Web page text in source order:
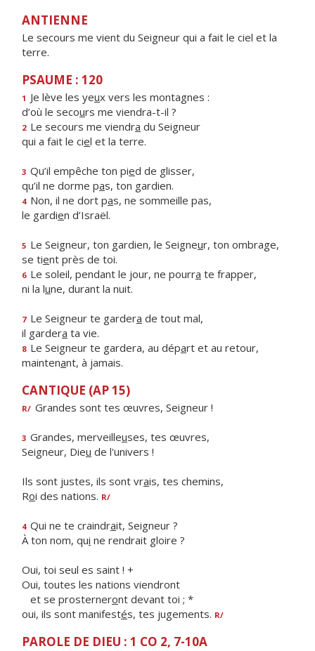
ANTIENNE
Le secours me vient du Seigneur qui a fait le ciel et la
terre.
PSAUME : 120
1 Je lève les yeux vers les montagnes :
d’où le secours me viendra-t-il ?
2 Le secours me viendra du Seigneur
qui a fait le ciel et la terre.
3 Qu’il empêche ton pied de glisser,
qu’il ne dorme pas, ton gardien.
4 Non, il ne dort pas, ne sommeille pas,
le gardien d’Israël.
5 Le Seigneur, ton gardien, le Seigneur, ton ombrage,
se tient près de toi.
6 Le soleil, pendant le jour, ne pourra te frapper,
ni la lune, durant la nuit.
7 Le Seigneur te gardera de tout mal,
il gardera ta vie.
8 Le Seigneur te gardera, au départ et au retour,
maintenant, à jamais.
CANTIQUE (AP 15)
R/ Grandes sont tes œuvres, Seigneur !
3 Grandes, merveilleuses, tes œuvres,
Seigneur, Dieu de l'univers !
Ils sont justes, ils sont vrais, tes chemins,
Roi des nations. R/
4 Qui ne te craindrait, Seigneur ?
À ton nom, qui ne rendrait gloire ?
Oui, toi seul es saint ! +
Oui, toutes les nations viendront
et se prosterneront devant toi ; *
oui, ils sont manifestés, tes jugements. R/
PAROLE DE DIEU : 1 CO 2, 7-10A